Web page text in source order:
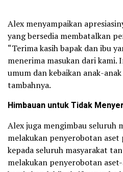
Alex menyampaikan
yang bersedia membatalkan
“Terima kasih bapak dan ibu
menerima masukan dari kami.
umum dan kebaikan anak-
tambahnya.
Himbauan untuk Tidak
Alex juga mengimbau seluruh
melakukan penyerobotan aset
kepada seluruh masyarakat
melakukan penyerobotan